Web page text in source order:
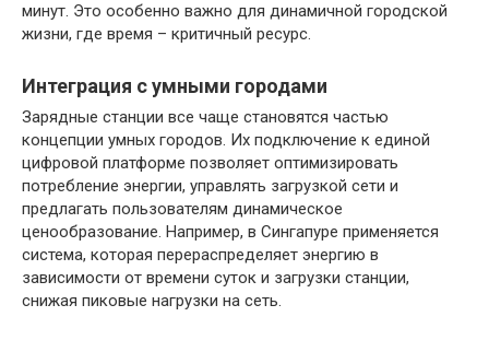
минут. Это особенно важно для динамичной городской
жизни, где время – критичный ресурс.
Интеграция с умными городами
Зарядные станции все чаще становятся частью
концепции умных городов. Их подключение к единой
цифровой платформе позволяет оптимизировать
потребление энергии, управлять загрузкой сети и
предлагать пользователям динамическое
ценообразование. Например, в Сингапуре применяется
система, которая перераспределяет энергию в
зависимости от времени суток и загрузки станции,
снижая пиковые нагрузки на сеть.